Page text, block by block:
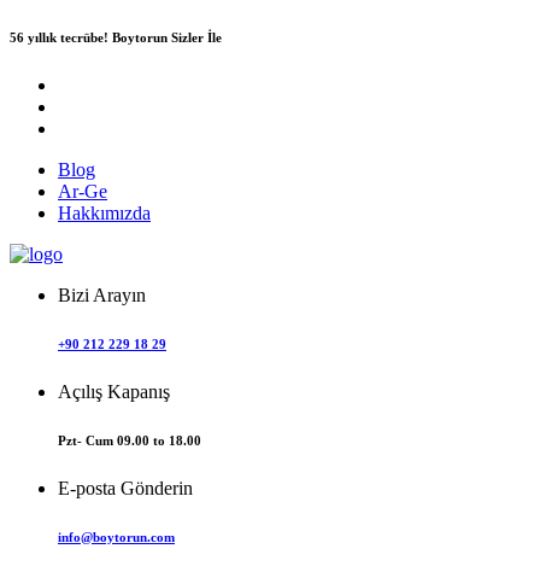
56 yıllık tecrübe! Boytorun Sizler İle
Blog
Ar-Ge
Hakkımızda
Bizi Arayın
+90 212 229 18 29
Açılış Kapanış
Pzt- Cum 09.00 to 18.00
E-posta Gönderin
info@boytorun.com